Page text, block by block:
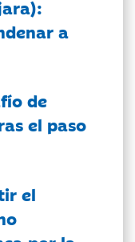
a
de
el paso
el